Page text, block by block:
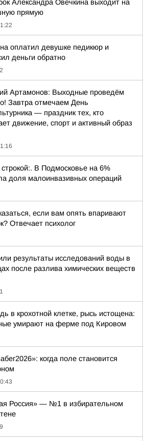
Александра Овечкина выходит на
прямую
оплатил девушке педикюр и
деньги обратно
Артамонов: Выходные проведём
Завтра отмечаем День
— праздник тех, кто
движение, спорт и активный образ
В Подмосковье на 6%
доля малоинвазивных операций
если вам опять впаривают
Отвечает психолог
результаты исследований воды в
после разлива химических веществ
в крохотной клетке, рысь истощена:
умирают на ферме под Кировом
когда поле становится
Россия» — №1 в избирательном